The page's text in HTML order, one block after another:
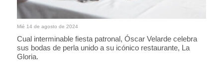
Mié 14 de agosto de 2024
Cual interminable fiesta patronal, Óscar Velarde celebra
sus bodas de perla unido a su icónico restaurante, La
Gloria.